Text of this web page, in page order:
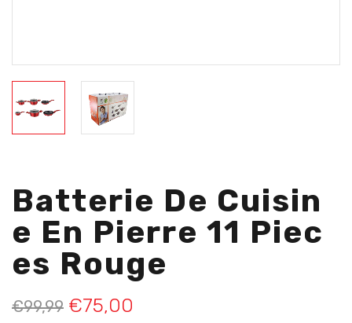
Batterie De Cuisin
E En Pierre 11 Piec
Es Rouge
€99,99 €75,00